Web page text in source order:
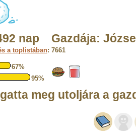
nap Gazdája:
a toplistában: 7661
67%
95%
meg utoljára a